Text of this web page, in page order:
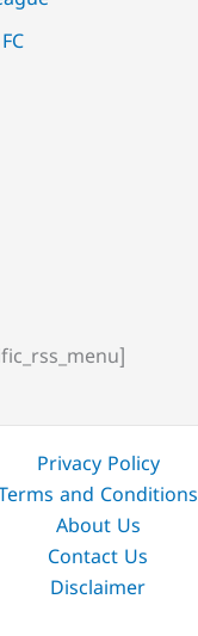
Privacy Policy
and Conditions
About Us
Contact Us
Disclaimer